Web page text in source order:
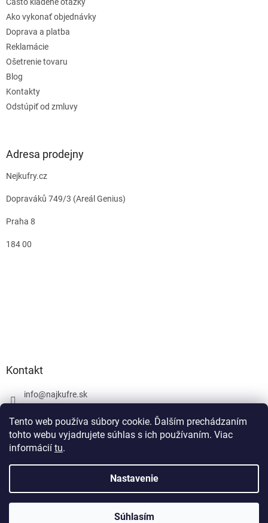
Tento web používa súbory cookie. Ďalším prechádzaním
tohto webu vyjadrujete súhlas s ich používaním. Viac
informácií tu.
Nastavenie
Súhlasím
Ako vykonať objednávky
Doprava a platba
Reklamácie
Ošetrenie tovaru
Blog
Kontakty
Odstúpiť od zmluvy
Adresa prodejny
Nejkufry.cz
Dopraváků 749/3 (Areál Genius)
Praha 8
184 00
Kontakt
info@najkufre.sk
Facebook
Vytvoril Shoptet
najkufre.sk. Všetky práva vyhradené.